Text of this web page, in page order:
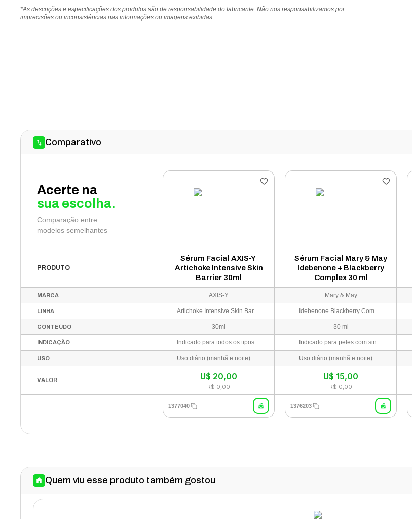
*As descrições e especificações dos produtos são de responsabilidade do fabricante. Não nos responsabilizamos por
imprecisões ou inconsistências nas informações ou imagens exibidas.
Comparativo
Acerte na
sua escolha.
Comparação entre
modelos semelhantes
PRODUTO
Sérum Facial AXIS-Y
Artichoke Intensive Skin
Barrier 30ml
Sérum Facial Mary & May
Idebenone + Blackberry
Complex 30 ml
MARCA AXIS-Y Mary & May
LINHA Artichoke Intensive Skin Barrier Ampoule Idebenone Blackberry Complex
CONTEÚDO 30ml 30 ml
INDICAÇÃO Indicado para todos os tipos de pele, especialmente peles sensíveis, reativas, com barreira cutânea danificada, oleosas ou proensas à acne. Indicado para peles com sinais de envelhecimento, perda de firmeza, opacidade, rugas, linhas finas e tom desigual.
USO Uso diário (manhã e noite). Após a limpeza e o tônico, aplique algumas gotas sobre o rosto e dê leves batidinhas com os dedos para facilitar a absorção. Uso diário (manhã e noite). Após limpar e tonificar o rosto, aplique de 2 a 3 gotas sobre a pele e espalhe suavemente até a completa absorção. Finalize com o seu creme hidratante habitual.
VALOR U$ 20,00
R$ 0,00
U$ 15,00
R$ 0,00
1377040 1376203
Quem viu esse produto também gostou